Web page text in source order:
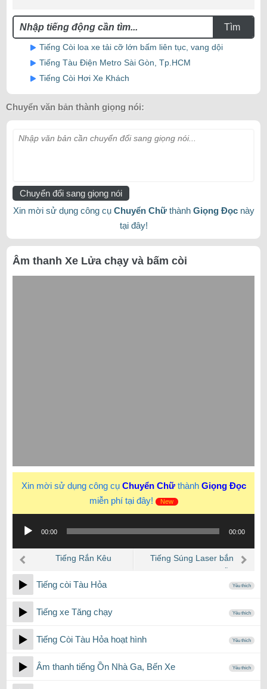
Tìm
Tiếng Còi loa xe tải cỡ lớn bấm liên tục, vang dội
Tiếng Tàu Điện Metro Sài Gòn, Tp.HCM
Tiếng Còi Hơi Xe Khách
Chuyển văn bản thành giọng nói:
Nhập văn bản cần chuyển đổi sang giọng nói...
Chuyển đổi sang giọng nói
Xin mời sử dụng công cụ Chuyển Chữthành Giọng Đọcnày
tại đây!
Âm thanh Xe Lửa chạy và bấm còi
Xin mời sử dụng công cụ Chuyển Chữthành Giọng Đọc
miễn phí tại đây!
New
phát
âm
thanh
00:00 00:00
Tiếng Rắn Kêu
Tiếng Súng Laser bắn
tưởng
Tiếng còi Tàu Hỏa Yêu thích
Tiếng xe Tăng chạy Yêu thích
Tiếng Còi Tàu Hỏa hoạt hình Yêu thích
Âm thanh tiếng Ồn Nhà Ga, Bến Xe Yêu thích